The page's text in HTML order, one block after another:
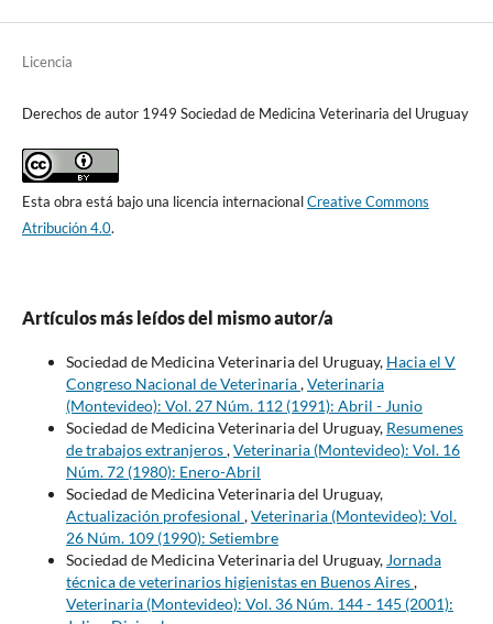
Licencia
Derechos de autor 1949 Sociedad de Medicina Veterinaria del Uruguay
Esta obra está bajo una licencia internacionalCreative Commons
Atribución 4.0.
Artículos más leídos del mismo autor/a
Sociedad de Medicina Veterinaria del Uruguay, Hacia el V
Congreso Nacional de Veterinaria,Veterinaria
(Montevideo): Vol. 27 Núm. 112 (1991): Abril - Junio
Sociedad de Medicina Veterinaria del Uruguay, Resumenes
de trabajos extranjeros,Veterinaria (Montevideo): Vol. 16
Núm. 72 (1980): Enero-Abril
Sociedad de Medicina Veterinaria del Uruguay,
Actualización profesional ,Veterinaria (Montevideo): Vol.
26 Núm. 109 (1990): Setiembre
Sociedad de Medicina Veterinaria del Uruguay, Jornada
técnica de veterinarios higienistas en Buenos Aires,
Veterinaria (Montevideo): Vol. 36 Núm. 144 - 145 (2001):